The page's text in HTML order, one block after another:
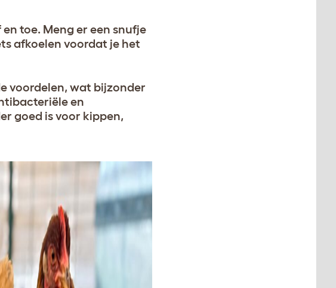
toe. Meng er een snufje
afkoelen voordat je het
voordelen, wat bijzonder
en
goed is voor kippen,